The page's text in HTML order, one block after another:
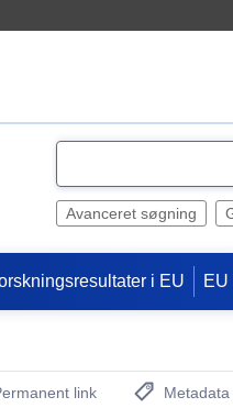
e
Avanceret søgning
i EU
link
Metadata